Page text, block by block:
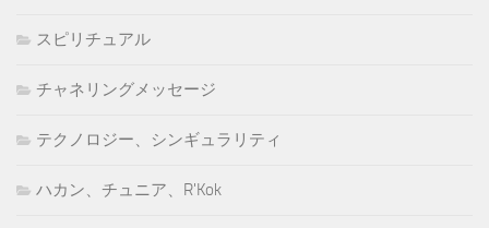
スピリチュアル
チャネリングメッセージ
テクノロジー、シンギュラリティ
ハカン、チュニア、R'Kok